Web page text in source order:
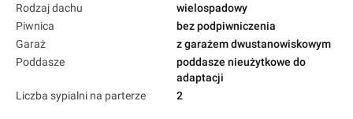
Rodzaj dachu
wielospadowy
Piwnica
bez podpiwniczenia
Garaż
z garażem dwustanowiskowym
Poddasze
poddasze nieużytkowe do
adaptacji
Liczba sypialni na parterze
2